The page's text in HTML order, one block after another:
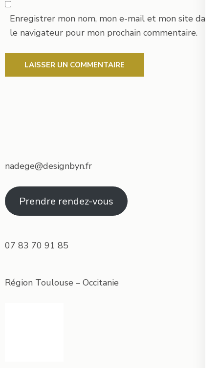
Enregistrer mon nom, mon e-mail et mon site dans
le navigateur pour mon prochain commentaire.
nadege@designbyn.fr
Prendre rendez-vous
07 83 70 91 85
Région Toulouse – Occitanie